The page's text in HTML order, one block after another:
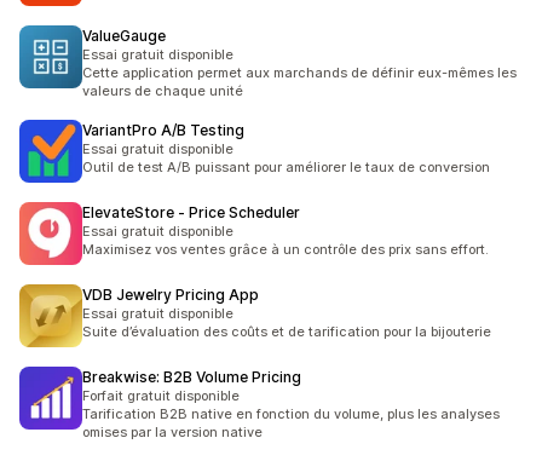
ValueGauge
Essai gratuit disponible
Cette application permet aux marchands de définir eux-mêmes les
valeurs de chaque unité
VariantPro A/B Testing
Essai gratuit disponible
Outil de test A/B puissant pour améliorer le taux de conversion
ElevateStore ‑ Price Scheduler
Essai gratuit disponible
Maximisez vos ventes grâce à un contrôle des prix sans effort.
VDB Jewelry Pricing App
Essai gratuit disponible
Suite d’évaluation des coûts et de tarification pour la bijouterie
Breakwise: B2B Volume Pricing
Forfait gratuit disponible
Tarification B2B native en fonction du volume, plus les analyses
omises par la version native